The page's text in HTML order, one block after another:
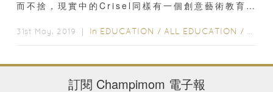
而不捨，現實中的Crisel同樣有一個創意藝術教育
31st May, 2019 ｜ In EDUCATION / ALL EDUCATION /
訂閱 Champimom 電子報